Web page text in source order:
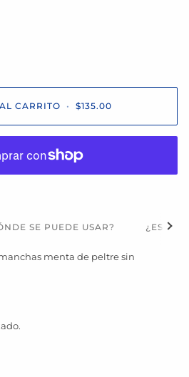
CARRITO • $135.00
SE PUEDE USAR? ¿ESVer
menta de peltre sin